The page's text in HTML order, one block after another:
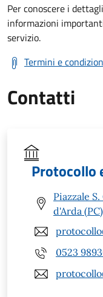
Per conoscere i
informazioni
servizio.
Termini e
Contatti
Protocollo
Piazzale
d'Arda (PC)
0523